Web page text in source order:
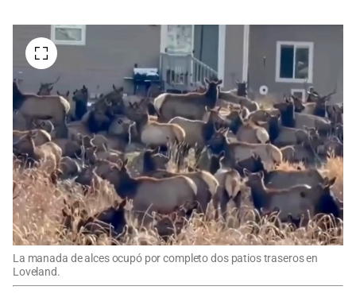
La manada de alces ocupó por completo dos patios traseros en
Loveland.